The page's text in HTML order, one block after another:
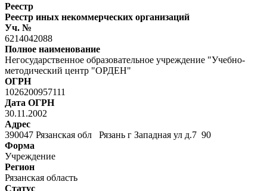
Реестр
Реестр иных некоммерческих организаций
Уч. №
6214042088
Полное наименование
Негосударственное образовательное учреждение "Учебно-
методический центр "ОРДЕН"
ОГРН
1026200957111
Дата ОГРН
30.11.2002
Адрес
390047 Рязанская обл Рязань г Западная ул д.7 90
Форма
Учреждение
Регион
Рязанская область
Статус